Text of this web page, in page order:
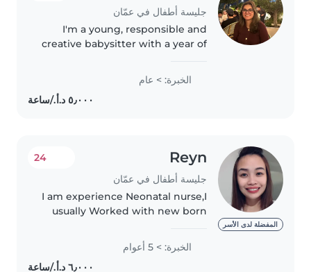
جليسة أطفال في عمّان
I'm a young, responsible and
creative babysitter with a year of
all ages. I'm currently studying
for my Bachelor's degree and
love engaging kids with..
الخبرة: > عام
المفضلة لدى الأسر
Reyn
جليسة أطفال في عمّان
24
I am experience Neonatal nurse,I
usually Worked with new born
training also and routine for
babies.
الخبرة: > 5 أعوام